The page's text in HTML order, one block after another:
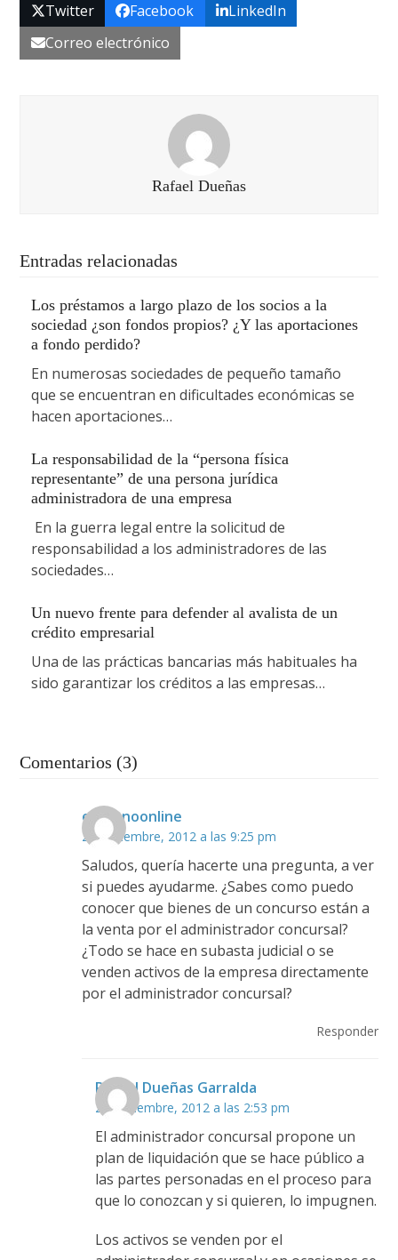
Twitter Facebook
LinkedIn
Correo electrónico
Rafael Dueñas
Entradas relacionadas
Los préstamos a largo plazo de los socios a la
sociedad ¿son fondos propios? ¿Y las aportaciones
a fondo perdido?
En numerosas sociedades de pequeño tamaño
que se encuentran en dificultades económicas se
hacen aportaciones…
La responsabilidad de la “persona física
representante” de una persona jurídica
administradora de una empresa
En la guerra legal entre la solicitud de
responsabilidad a los administradores de las
sociedades…
Un nuevo frente para defender al avalista de un
crédito empresarial
Una de las prácticas bancarias más habituales ha
sido garantizar los créditos a las empresas…
Comentarios (3)
emilianoonline
28 noviembre, 2012 a las 9:25 pm
Saludos, quería hacerte una pregunta, a ver
si puedes ayudarme. ¿Sabes como puedo
conocer que bienes de un concurso están a
la venta por el administrador concursal?
¿Todo se hace en subasta judicial o se
venden activos de la empresa directamente
por el administrador concursal?
Responder
Rafael Dueñas Garralda
29 noviembre, 2012 a las 2:53 pm
El administrador concursal propone un
plan de liquidación que se hace público a
las partes personadas en el proceso para
que lo conozcan y si quieren, lo impugnen.
Los activos se venden por el